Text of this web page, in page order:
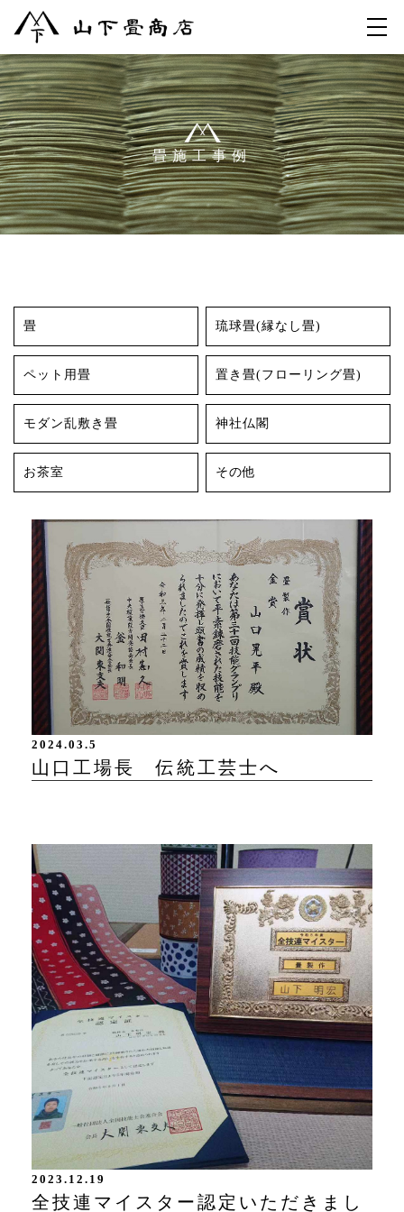
畳施工事例
畳 琉球畳(縁なし畳)
ペット用畳 置き畳(フローリング畳)
モダン乱敷き畳 神社仏閣
お茶室 その他
2024.03.5
山口工場長 伝統工芸士へ
2023.12.19
全技連マイスター認定いただきまし